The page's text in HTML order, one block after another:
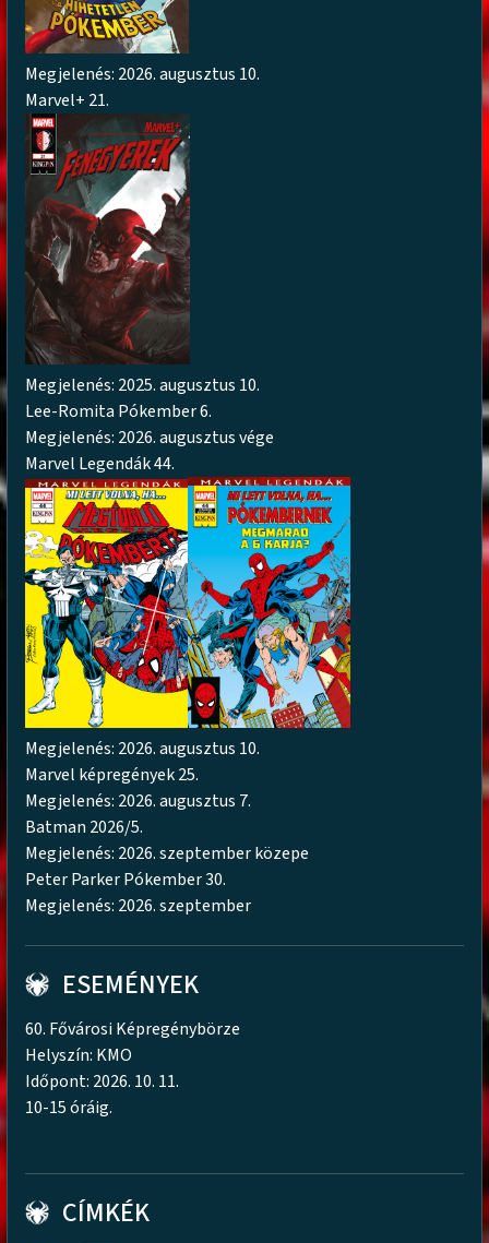
Megjelenés: 2026. augusztus 10.
Marvel+ 21.
Megjelenés: 2025. augusztus 10.
Lee-Romita Pókember 6.
Megjelenés: 2026. augusztus vége
Marvel Legendák 44.
Megjelenés: 2026. augusztus 10.
Marvel képregények 25.
Megjelenés: 2026. augusztus 7.
Batman 2026/5.
Megjelenés: 2026. szeptember közepe
Peter Parker Pókember 30.
Megjelenés: 2026. szeptember
ESEMÉNYEK
60. Fővárosi Képregénybörze
Helyszín: KMO
Időpont: 2026. 10. 11.
10-15 óráig.
CÍMKÉK